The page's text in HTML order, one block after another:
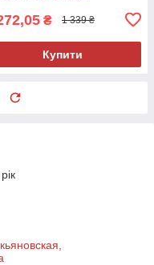
₴ 1 339 ₴
Купити